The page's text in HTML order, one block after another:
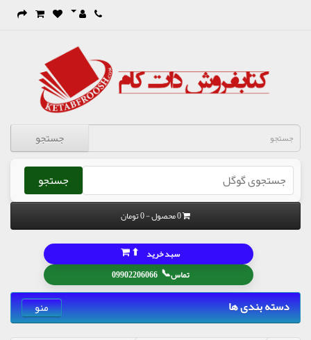
جستجو
جستجو
0 محصول - 0 تومان
تماس📞
09902206066
سبد خرید ⬆
دسته بندی ها منو